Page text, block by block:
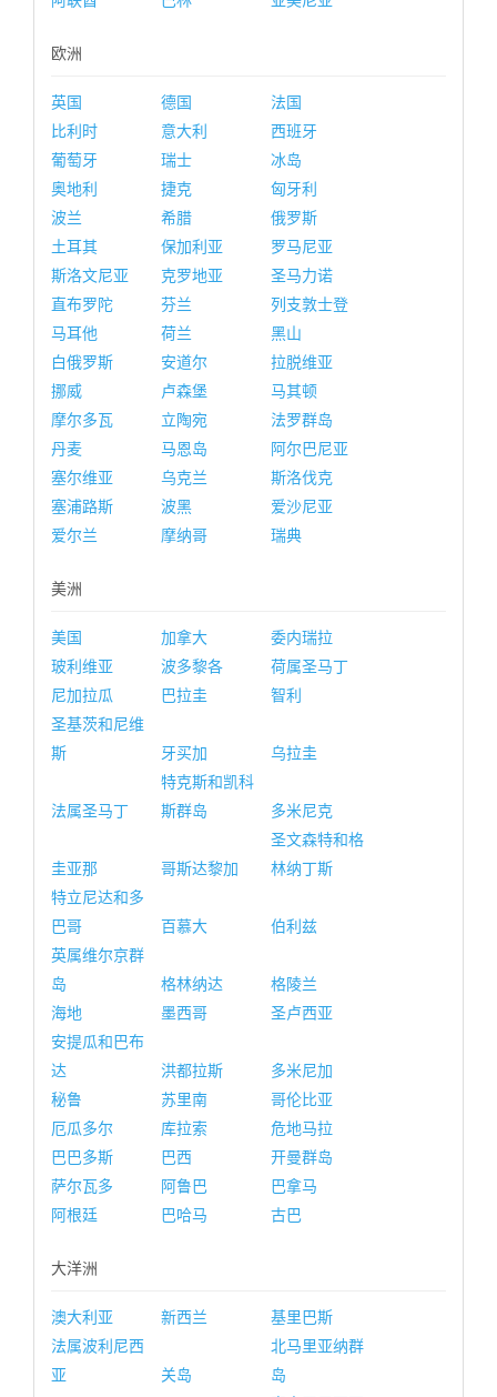
欧洲
英国 德国
法国
比利时
意大利
西班牙
葡萄牙
瑞士
冰岛
奥地利
捷克
匈牙利
波兰
希腊
俄罗斯
土耳其
保加利亚
罗马尼亚
斯洛文尼亚
克罗地亚
圣马力诺
直布罗陀
芬兰
列支敦士登
马耳他
荷兰
黑山
白俄罗斯
安道尔
拉脱维亚
挪威
卢森堡
马其顿
摩尔多瓦
立陶宛
法罗群岛
丹麦
马恩岛
阿尔巴尼亚
塞尔维亚
乌克兰
斯洛伐克
塞浦路斯
波黑
爱沙尼亚
爱尔兰
摩纳哥 瑞典
美洲
美国 加拿大
委内瑞拉
玻利维亚
波多黎各
荷属圣马丁
尼加拉瓜
巴拉圭
智利
圣基茨和尼维
斯
牙买加 乌拉圭
法属圣马丁
特克斯和凯科
斯群岛
多米尼克
圭亚那 哥斯达黎加
圣文森特和格
林纳丁斯
特立尼达和多
巴哥
百慕大
伯利兹
英属维尔京群
岛
格林纳达
格陵兰
海地
墨西哥
圣卢西亚
安提瓜和巴布
达
洪都拉斯
多米尼加
秘鲁
苏里南
哥伦比亚
厄瓜多尔
库拉索
危地马拉
巴巴多斯
巴西
开曼群岛
萨尔瓦多
阿鲁巴
巴拿马
阿根廷
巴哈马 古巴
大洋洲
澳大利亚 新西兰
基里巴斯
法属波利尼西
亚
关岛
北马里亚纳群
岛